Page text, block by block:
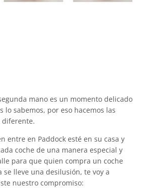
mano es un momento delicado
lo sabemos, por eso hacemos las
diferente.
entre en Paddock esté en su casa y
coche de una manera especial y
para que quien compra un coche
se lleve una desilusión, te voy a
nuestro compromiso: